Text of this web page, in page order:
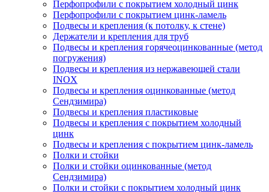
Перфопрофили с покрытием холодный цинк
Перфопрофили с покрытием цинк-ламель
Подвесы и крепления (к потолку, к стене)
Держатели и крепления для труб
Подвесы и крепления горячеоцинкованные (метод
погружения)
Подвесы и крепления из нержавеющей стали
INOX
Подвесы и крепления оцинкованные (метод
Сендзимира)
Подвесы и крепления пластиковые
Подвесы и крепления с покрытием холодный
цинк
Подвесы и крепления с покрытием цинк-ламель
Полки и стойки
Полки и стойки оцинкованные (метод
Сендзимира)
Полки и стойки с покрытием холодный цинк